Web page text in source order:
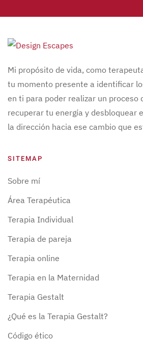
Mi propósito de vida, como
tu momento presente a identificar
en ti para poder realizar un proceso
recuperar tu energía y desbloquear
la dirección hacia ese cambio que
SITEMAP
Sobre mí
Área Terapéutica
Terapia Individual
Terapia de pareja
Terapia online
Terapia en la Maternidad
Terapia Gestalt
¿Qué es la Terapia Gestalt?
Código ético